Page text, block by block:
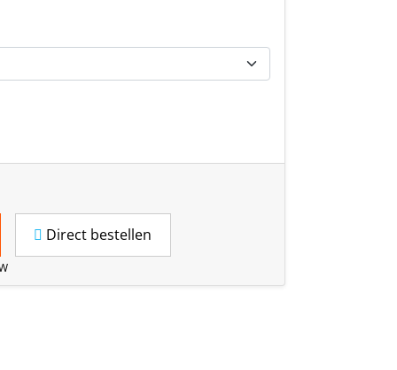
Direct bestellen